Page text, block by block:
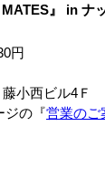
MATES』 in ナ
円
小西ビル4Ｆ
ジの『営業のご